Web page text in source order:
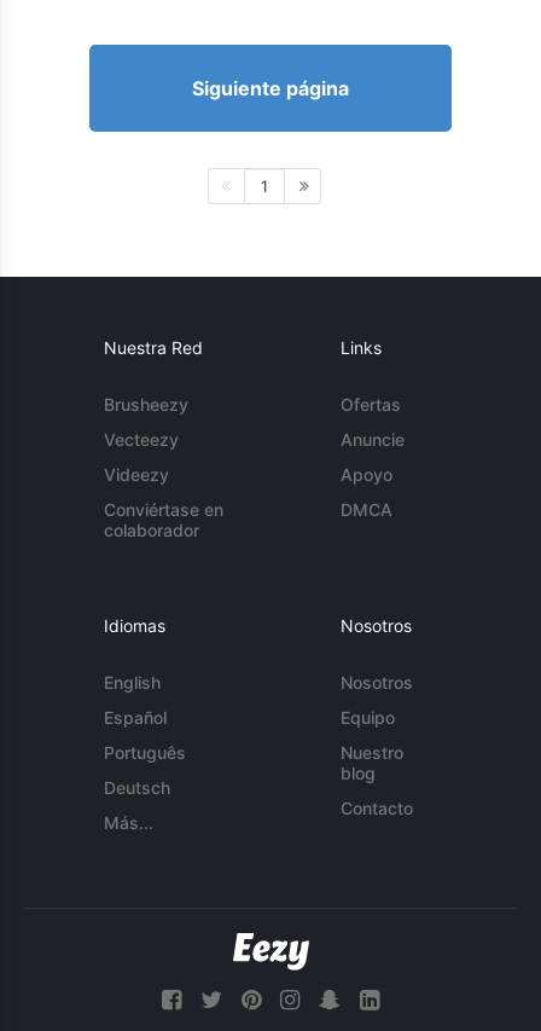
Siguiente página
1
Nuestra Red
Brusheezy
Vecteezy
Videezy
Conviértase en
colaborador
Links
Ofertas
Anuncie
Apoyo
DMCA
Idiomas
English
Español
Português
Deutsch
Más...
Nosotros
Nosotros
Equipo
Nuestro
blog
Contacto